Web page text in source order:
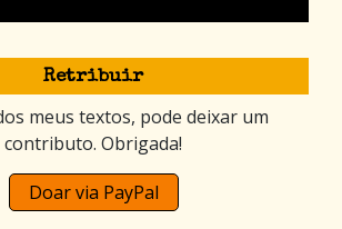
Retribuir
meus textos, pode deixar um
contributo. Obrigada!
Doar via PayPal